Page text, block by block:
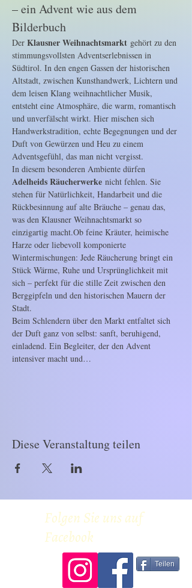
– ein Advent wie aus dem
Bilderbuch
Der Klausner Weihnachtsmarkt gehört zu den
stimmungsvollsten Adventserlebnissen in
Südtirol. In den engen Gassen der historischen
Altstadt, zwischen Kunsthandwerk, Lichtern und
dem leisen Klang weihnachtlicher Musik,
entsteht eine Atmosphäre, die warm, romantisch
und unverfälscht wirkt. Hier mischen sich
Handwerkstradition, echte Begegnungen und der
Duft von Gewürzen und Heu zu einem
Adventsgefühl, das man nicht vergisst.
In diesem besonderen Ambiente dürfen
Adelheids Räucherwerke nicht fehlen. Sie
stehen für Natürlichkeit, Handarbeit und die
Rückbesinnung auf alte Bräuche – genau das,
was den Klausner Weihnachtsmarkt so
einzigartig macht.Ob feine Kräuter, heimische
Harze oder liebevoll komponierte
Wintermischungen: Jede Räucherung bringt ein
Stück Wärme, Ruhe und Ursprünglichkeit mit
sich – perfekt für die stille Zeit zwischen den
Berggipfeln und den historischen Mauern der
Stadt.
Beim Schlendern über den Markt entfaltet sich
der Duft ganz von selbst: sanft, beruhigend,
einladend. Ein Begleiter, der den Advent
intensiver macht und…
Diese Veranstaltung teilen
Folgen Sie uns auf
Facebook
Teilen